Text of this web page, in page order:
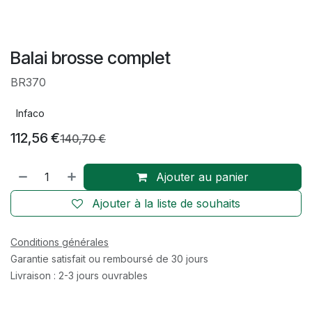
Balai brosse complet
BR370
Infaco
112,56 €140,70€
Ajouter au panier
Ajouter à la liste de souhaits
Conditions générales
Garantie satisfait ou remboursé de 30 jours
Livraison : 2-3 jours ouvrables